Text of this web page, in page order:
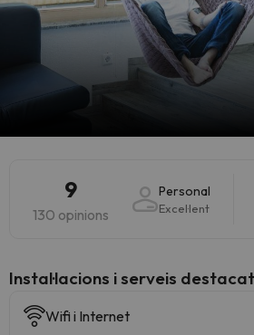
9
130 opinions
Personal
Excel·lent
Instal·lacions i serveis
Wifi i Internet